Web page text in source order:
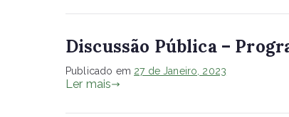
Discussão Pública –
Publicado em 27 de Janeiro, 2023
Ler mais